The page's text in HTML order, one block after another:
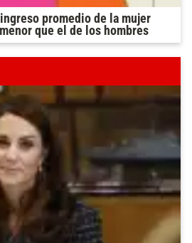
promedio de la mujer
que el de los hombres